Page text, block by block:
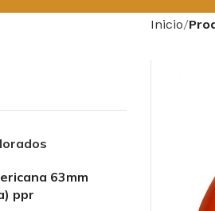
63mm
ppr
Inicio